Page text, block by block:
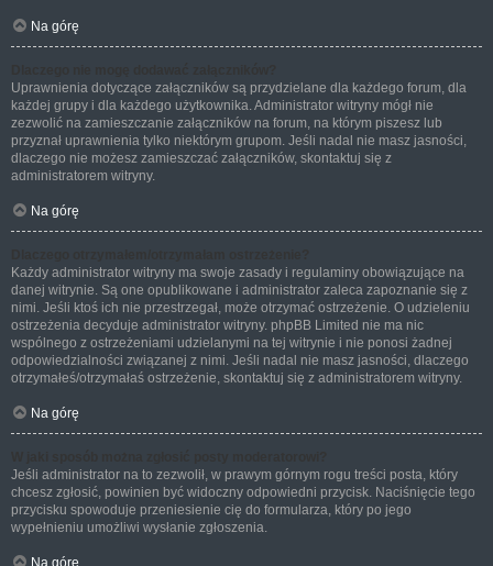
Na górę
Uprawnienia dotyczące załączników są przydzielane dla każdego forum, dla
każdej grupy i dla każdego użytkownika. Administrator witryny mógł nie
zezwolić na zamieszczanie załączników na forum, na którym piszesz lub
przyznał uprawnienia tylko niektórym grupom. Jeśli nadal nie masz jasności,
dlaczego nie możesz zamieszczać załączników, skontaktuj się z
administratorem witryny.
Na górę
Każdy administrator witryny ma swoje zasady i regulaminy obowiązujące na
danej witrynie. Są one opublikowane i administrator zaleca zapoznanie się z
nimi. Jeśli ktoś ich nie przestrzegał, może otrzymać ostrzeżenie. O udzieleniu
ostrzeżenia decyduje administrator witryny. phpBB Limited nie ma nic
wspólnego z ostrzeżeniami udzielanymi na tej witrynie i nie ponosi żadnej
odpowiedzialności związanej z nimi. Jeśli nadal nie masz jasności, dlaczego
otrzymałeś/otrzymałaś ostrzeżenie, skontaktuj się z administratorem witryny.
Na górę
Jeśli administrator na to zezwolił, w prawym górnym rogu treści posta, który
chcesz zgłosić, powinien być widoczny odpowiedni przycisk. Naciśnięcie tego
przycisku spowoduje przeniesienie cię do formularza, który po jego
wypełnieniu umożliwi wysłanie zgłoszenia.
Na górę